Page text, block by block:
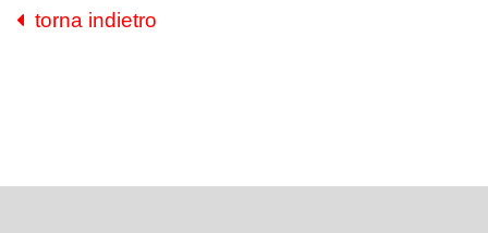
torna indietro